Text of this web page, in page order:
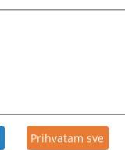
Prihvatam sve